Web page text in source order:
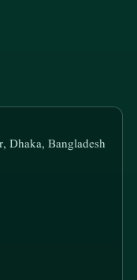
Dhaka, Bangladesh